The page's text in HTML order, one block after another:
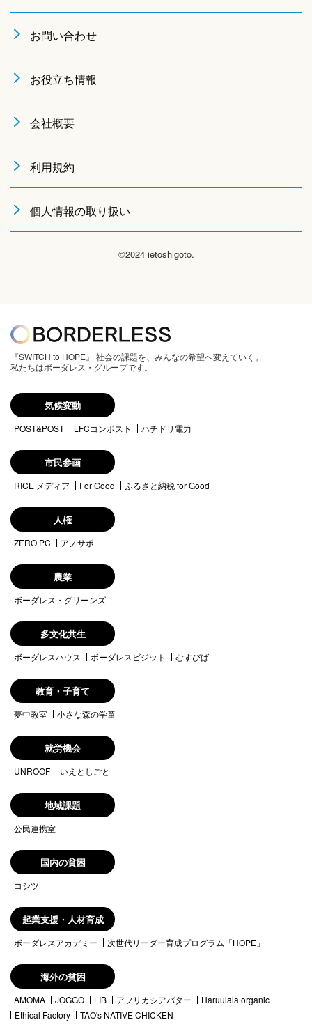
お問い合わせ
お役立ち情報
会社概要
利用規約
個人情報の取り扱い
©2024 ietoshigoto.
『SWITCH to HOPE』 社会の課題を、みんなの希望へ変えていく。
私たちはボーダレス・グループです。
気候変動
POST&POST LFCコンポスト ハチドリ電力
市民参画
RICE メディア For Good ふるさと納税 for Good
人権
ZERO PC アノサポ
農業
ボーダレス・グリーンズ
多文化共生
ボーダレスハウス ボーダレスビジット むすびば
教育・子育て
夢中教室 小さな森の学童
就労機会
UNROOF いえとしごと
地域課題
公民連携室
国内の貧困
コシツ
起業支援・人材育成
ボーダレスアカデミー 次世代リーダー育成プログラム「HOPE」
海外の貧困
AMOMA JOGGO LIB アフリカシアバター
Haruulala organic
Ethical Factory
TAO's NATIVE CHICKEN